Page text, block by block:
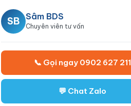
SB Sâm BDS
Chuyên viên tư vấn
📞 Gọi ngay 0902 627 211
💬 Chat Zalo